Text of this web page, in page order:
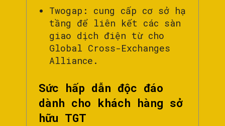
Twogap: cung cấp cơ sở hạ
tầng để liên kết các sàn
giao dịch điện từ cho
Global Cross-Exchanges
Alliance.
Sức hấp dẫn độc đáo
dành cho khách hàng sở
hữu TGT